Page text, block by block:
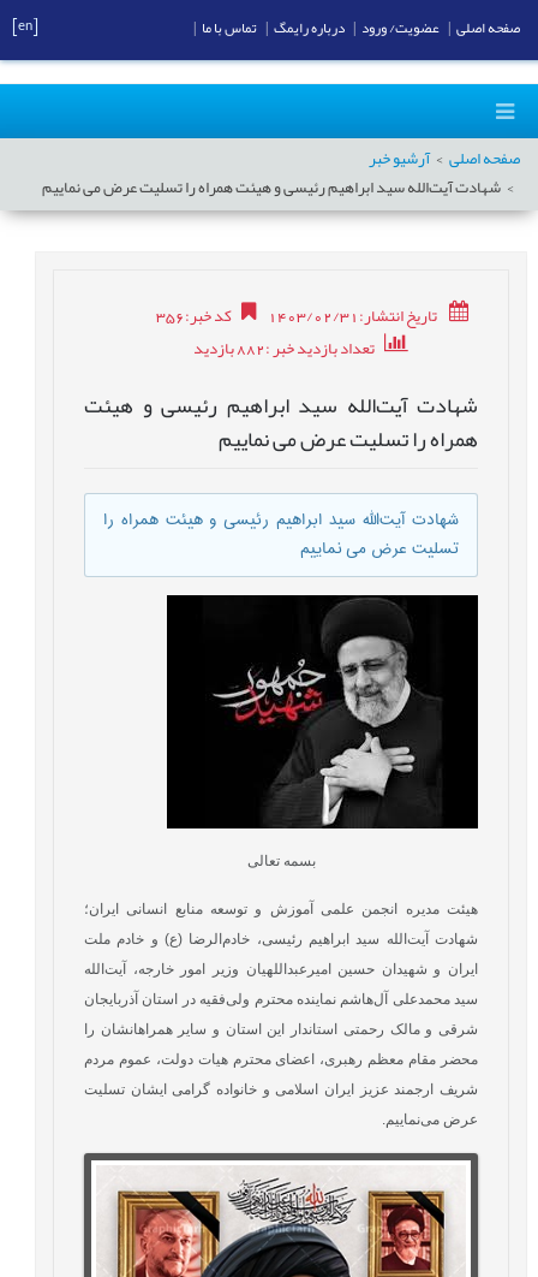
صفحه اصلی
آرشیو خبر
شهادت آیت‌الله سید ابراهیم رئیسی و هیئت همراه را تسلیت عرض می نماییم
تاریخ انتشار:1403/02/31 کد خبر:
356
تعداد بازدید خبر:882 بازدید
شهادت آیت‌الله سید ابراهیم رئیسی و هیئت
همراه را تسلیت عرض می نماییم
شهادت آیت‌الله سید ابراهیم رئیسی و هیئت همراه را
تسلیت عرض می نماییم
بسمه تعالی
هیئت مدیره انجمن علمی آموزش و توسعه منابع انسانی ایران؛
شهادت آیت‌الله سید ابراهیم رئیسی، خادم‌الرضا (ع) و خادم ملت
ایران و شهیدان حسین امیرعبداللهیان وزیر امور خارجه، آیت‌الله
سید محمدعلی آل‌هاشم نماینده محترم ولی‌فقیه در استان آذربایجان
شرقی و مالک رحمتی استاندار این استان و سایر همراهانشان را
محضر مقام معظم رهبری، اعضای محترم هیات دولت، عموم مردم
شریف ارجمند عزیز ایران اسلامی و خانواده گرامی ایشان تسلیت
عرض می‌نماییم.
صفحه اصلی عضویت/ ورود درباره رایمگ تماس با ما